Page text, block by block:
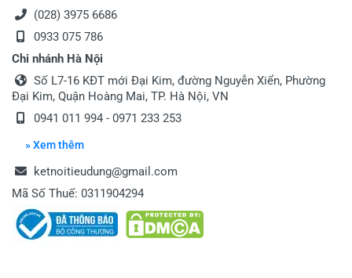
(028) 3975 6686
0933 075 786
Chi nhánh Hà Nội
Số L7-16 KĐT mới Đại Kim, đường Nguyễn Xiển, Phường
Đại Kim, Quận Hoàng Mai, TP. Hà Nội, VN
0941 011 994 - 0971 233 253
» Xem thêm
ketnoitieudung@gmail.com
Mã Số Thuế: 0311904294